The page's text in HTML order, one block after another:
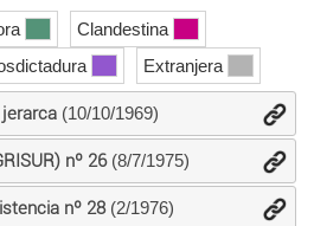
Clandestina
Extranjera
(10/10/1969)
nº 26(8/7/1975)
nº 28(2/1976)